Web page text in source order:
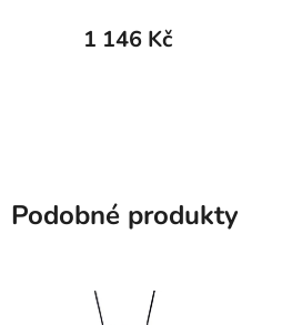
1 146 Kč
Podobné produkty